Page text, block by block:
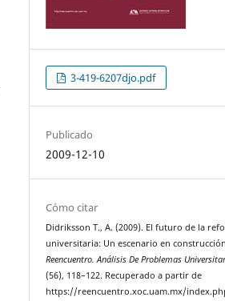
3-419-6207djo.pdf
Publicado
2009-12-10
Cómo citar
Didriksson T., A. (2009). El futuro de la
universitaria: Un escenario en
Reencuentro. Análisis De Problemas
(56), 118–122. Recuperado a partir de
https://reencuentro.xoc.uam.mx/